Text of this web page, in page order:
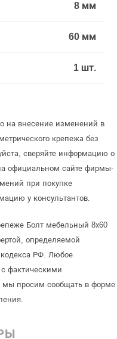
8 мм
60 мм
1 шт.
на внесение изменений в
крепежа без
сверяйте информацию о
официальном сайте фирмы-
при покупке
у консультантов.
Болт мебельный 8х60
определяемой
кодекса РФ. Любое
с фактическими
мы просим сообщать в форме